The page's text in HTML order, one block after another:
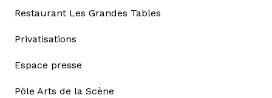
Restaurant Les Grandes Tables
Privatisations
Espace presse
Pôle Arts de la Scène